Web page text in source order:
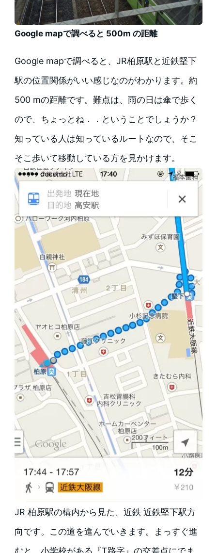
Google mapで調べると 500m の距離
Google mapで調べると、JR柏原駅と近鉄堅下
駅の位置関係がいい感じなのがわかります。約
500 mの距離です。難点は、雨の日は傘で歩く
ので、ちょっとね．．ということでしょうか？
知っている人は知っているルートなので、そこ
そこ歩いて移動している方を見かけます。
JR 柏原駅の構内から見た、近鉄 近鉄堅下駅方
向です。この道を進んでいきます。まっすぐ進